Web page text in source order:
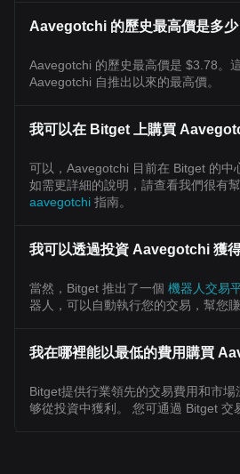
Aavegotchi 的歷史最高價是多少
Aavegotchi 的歷史最高價是 $3.78。
Aavegotchi 自推出以來的最高價。
我可以在 Bitget 上購買
可以，Aavegotchi 目前在 Bitget 的中
如需更詳細的說明，請查看我們很有
aavegotchi 指南。
我可以透過投資 Aavegotchi 獲
當然，Bitget 推出了一個 機器人交易
器人，可以自動執行您的交易，幫您賺
我在哪裡能以最低的費用購買
Bitget提供行業領先的交易費用和市
够從投資中獲利。 您可通過 Bitget 交